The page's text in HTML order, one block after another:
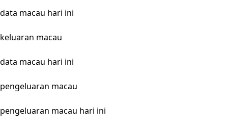
data macau hari ini
keluaran macau
data macau hari ini
pengeluaran macau
pengeluaran macau hari ini